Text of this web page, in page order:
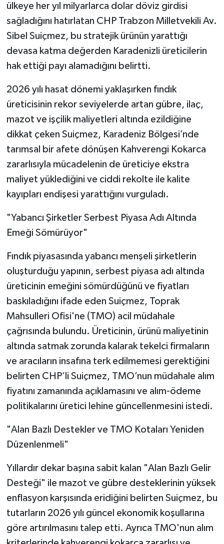
ülkeye her yıl milyarlarca dolar döviz girdisi
sağladığını hatırlatan CHP Trabzon Milletvekili Av.
Sibel Suiçmez, bu stratejik ürünün yarattığı
devasa katma değerden Karadenizli üreticilerin
hak ettiği payı alamadığını belirtti.
2026 yılı hasat dönemi yaklaşırken fındık
üreticisinin rekor seviyelerde artan gübre, ilaç,
mazot ve işçilik maliyetleri altında ezildiğine
dikkat çeken Suiçmez, Karadeniz Bölgesi’nde
tarımsal bir afete dönüşen Kahverengi Kokarca
zararlısıyla mücadelenin de üreticiye ekstra
maliyet yüklediğini ve ciddi rekolte ile kalite
kayıpları endişesi yarattığını vurguladı.
"Yabancı Şirketler Serbest Piyasa Adı Altında
Emeği Sömürüyor"
Fındık piyasasında yabancı menşeli şirketlerin
oluşturduğu yapının, serbest piyasa adı altında
üreticinin emeğini sömürdüğünü ve fiyatları
baskıladığını ifade eden Suiçmez, Toprak
Mahsulleri Ofisi'ne (TMO) acil müdahale
çağrısında bulundu. Üreticinin, ürünü maliyetinin
altında satmak zorunda kalarak tekelci firmaların
ve aracıların insafına terk edilmemesi gerektiğini
belirten CHP’li Suiçmez, TMO’nun müdahale alım
fiyatını zamanında açıklamasını ve alım-ödeme
politikalarını üretici lehine güncellenmesini istedi.
"Alan Bazlı Destekler ve TMO Kotaları Yeniden
Düzenlenmeli"
Yıllardır dekar başına sabit kalan "Alan Bazlı Gelir
Desteği" ile mazot ve gübre desteklerinin yüksek
enflasyon karşısında eridiğini belirten Suiçmez, bu
tutarların 2026 yılı güncel ekonomik koşullarına
göre artırılmasını talep etti. Ayrıca TMO'nun alım